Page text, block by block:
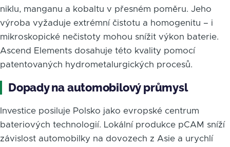
niklu, manganu a kobaltu v přesném poměru. Jeho
výroba vyžaduje extrémní čistotu a homogenitu – i
mikroskopické nečistoty mohou snížit výkon baterie.
Ascend Elements dosahuje této kvality pomocí
patentovaných hydrometalurgických procesů.
Dopady na automobilový průmysl
Investice posiluje Polsko jako evropské centrum
bateriových technologií. Lokální produkce pCAM sníží
závislost automobilky na dovozech z Asie a urychlí